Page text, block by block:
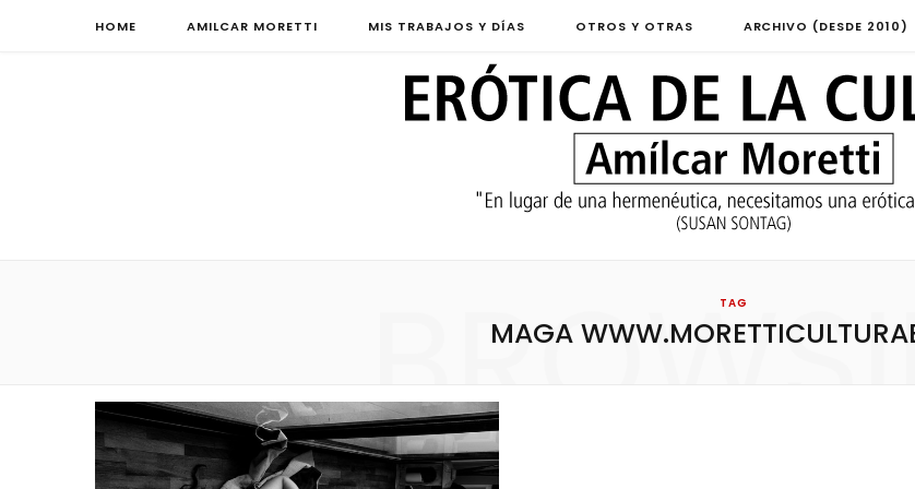
HOME AMILCAR MORETTI MIS TRABAJOS Y DÍAS OTROS Y OTRAS ARCHIVO (DESDE 2010)
TAG
MAGA